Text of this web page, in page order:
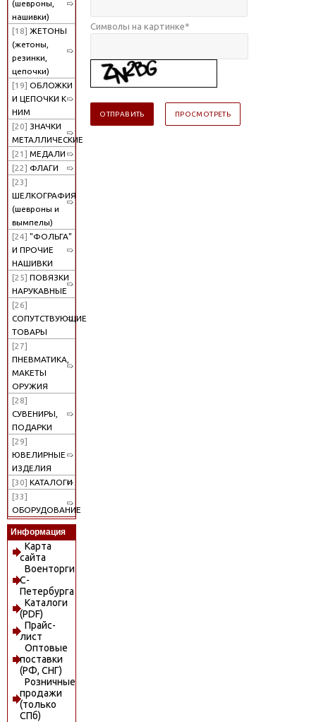
(шевроны,
нашивки)
[18] ЖЕТОНЫ
(жетоны,
резинки,
цепочки)
[19] ОБЛОЖКИ
И ЦЕПОЧКИ К
НИМ
[20] ЗНАЧКИ
МЕТАЛЛИЧЕСКИЕ
[21] МЕДАЛИ
[22] ФЛАГИ
[23]
ШЕЛКОГРАФИЯ
(шевроны и
вымпелы)
[24] "ФОЛЬГА"
И ПРОЧИЕ
НАШИВКИ
[25] ПОВЯЗКИ
НАРУКАВНЫЕ
[26]
СОПУТСТВУЮЩИЕ
ТОВАРЫ
[27]
ПНЕВМАТИКА,
МАКЕТЫ
ОРУЖИЯ
[28]
СУВЕНИРЫ,
ПОДАРКИ
[29]
ЮВЕЛИРНЫЕ
ИЗДЕЛИЯ
[30] КАТАЛОГИ
[33]
ОБОРУДОВАНИЕ
Информация
Карта
сайта
Военторги
С-
Петербурга
Каталоги
(PDF)
Прайс-
лист
Оптовые
поставки
(РФ, СНГ)
Розничные
продажи
(только
СПб)
Символы на картинке*